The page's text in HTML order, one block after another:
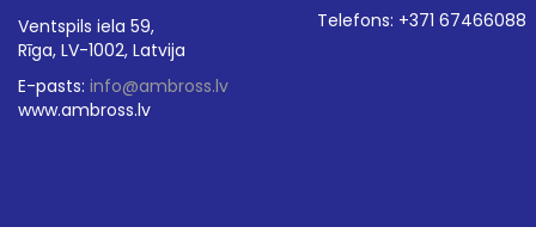
Ventspils iela 59,
Rīga, LV-1002, Latvija
E-pasts: info@ambross.lv
www.ambross.lv
Telefons: +371 67466088